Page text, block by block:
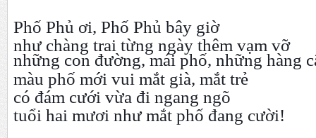
Phố Phủ ơi, Phố Phủ bây giờ
như chàng trai từng ngày thêm vạm vỡ
những con đường, mái phố, những hàng
màu phố mới vui mắt già, mắt trẻ
có đám cưới vừa đi ngang ngõ
tuổi hai mươi như mắt phố đang cười!